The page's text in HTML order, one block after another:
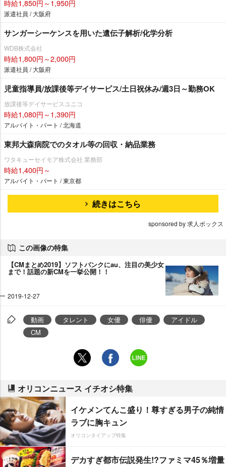
時給1,850円～1,950円
派遣社員 / 大阪府
サンガーシーケンスを用いた遺伝子解析/化学分析
WDB株式会社
時給1,800円～2,000円
派遣社員 / 大阪府
児童指導員/放課後等デイサービス/土日祝休み/週3日～勤務OK
放課後等デイサービスユニコ
時給1,080円～1,390円
アルバイト・パート / 北海道
東邦大森病院でのタオル等の回収・納品業務
ワタキューセイモア株式会社 業務部
時給1,400円～
アルバイト・パート / 東京都
続きはこちら
sponsored by 求人ボックス
この画像の特集
【CMまとめ2019】ソフトバンクにau、注目の美少女
まで！話題の新CMを一挙公開！！
2019-12-27
動画 タレント 女優 俳優
アイドル
CM
オリコンニュース イチオシ特集
イケメンてんこ盛り！尊すぎる男子の純情
ラブに胸キュン
オリコンタイアップ特集
デカすぎ都市伝説発生!?ファミマ45％増量